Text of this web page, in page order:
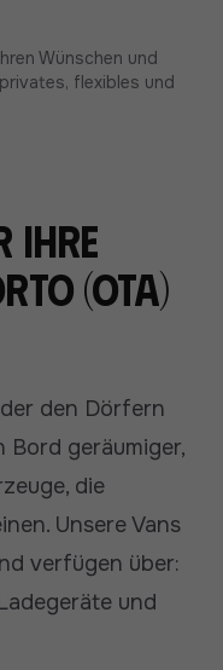
Wünschen und
flexibles und
Ihre
(Ota)
den Dörfern
Bord geräumiger,
die
Unsere Vans
verfügen über:
und